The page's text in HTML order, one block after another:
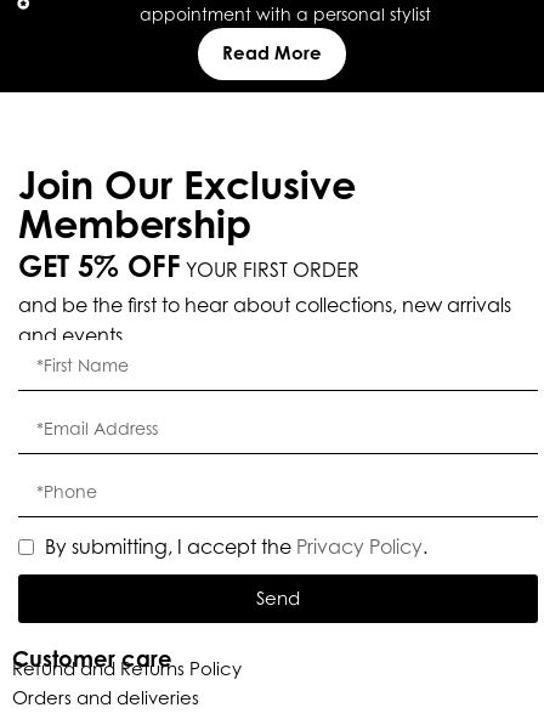
appointment with a personal stylist
Read More
Customer care
Refund and Returns Policy
Orders and deliveries
Join Our Exclusive
Membership
GET 5% OFF YOUR FIRST ORDER
and be the first to hear about collections, new arrivals
and events.
By submitting, I accept the Privacy Policy.
Send
Eleganza Israel
היי
ELISABETTA FRANCHI